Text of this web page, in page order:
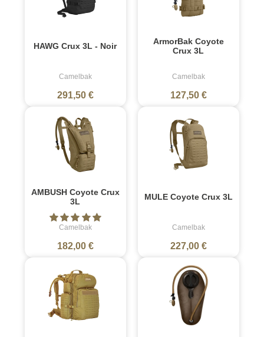
HAWG Crux 3L - Noir
Camelbak
291,50 €
ArmorBak Coyote
Crux 3L
Camelbak
127,50 €
AMBUSH Coyote Crux
3L
Camelbak
182,00 €
MULE Coyote Crux 3L
Camelbak
227,00 €